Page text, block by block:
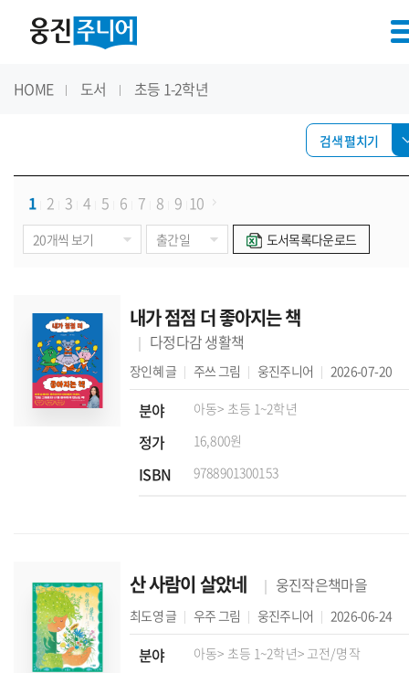
HOME 도서 초등 1-2학년
검색 펼치기
1 2 3 4 5 6 7 8 9 10
도서목록다운로드
내가 점점 더 좋아지는 책
다정다감 생활책
장인혜글 주쓰그림 웅진주니어 2026-07-20
분야 아동> 초등 1~2학년
정가 16,800원
ISBN 9788901300153
산 사람이 살았네 웅진작은책마을
최도영 글 우주그림 웅진주니어 2026-06-24
분야 아동> 초등 1~2학년> 고전/명작